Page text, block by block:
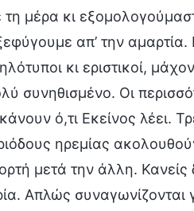
μέρα κι
απ’ την
κι εριστικοί,
συνηθισμένο. Οι
ό,τι Εκείνος λέει.
ηρεμίας
μετά την άλλη.
Απλώς συναγωνίζονται